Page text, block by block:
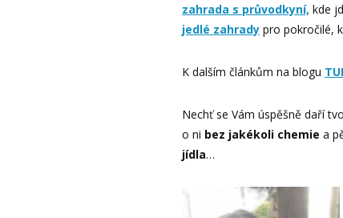
zahrada s průvodkyní, kde
jedlé zahrady pro pokročilé,
K dalším článkům na blogu
Nechť se Vám úspěšně daří
o ni bez jakékoli chemie a
jídla…